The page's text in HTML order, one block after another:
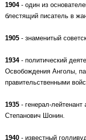
1904- один из
блестящий писатель в
1905 - знаменитый
1934- политический
Освобождения Анголы,
правительственными
1935 - генерал-лейтенант
Степанович Шонин.
1940 - известный